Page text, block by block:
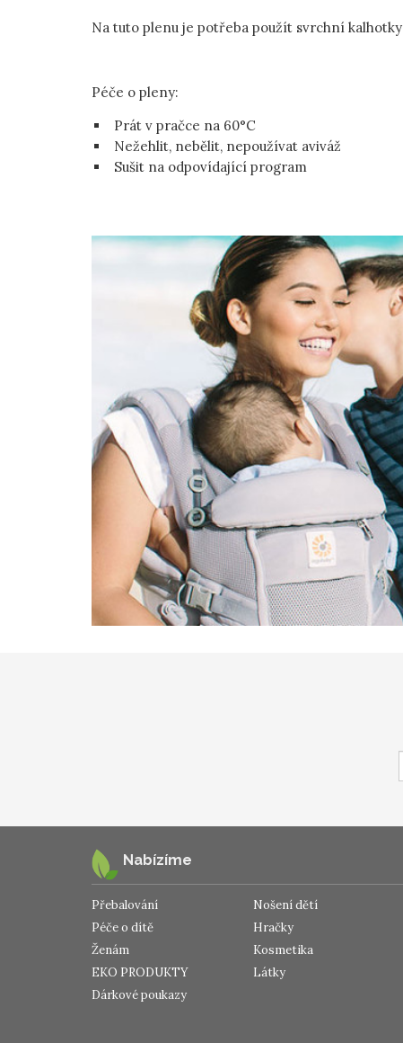
Na tuto plenu je potřeba použít svrchní kalhotky
Péče o pleny:
Prát v pračce na 60°C
Nežehlit, nebělit, nepoužívat aviváž
Sušit na odpovídající program
Nabízíme
Přebalování
Nošení dětí
Péče o dítě
Hračky
Ženám
Kosmetika
EKO PRODUKTY
Látky
Dárkové poukazy